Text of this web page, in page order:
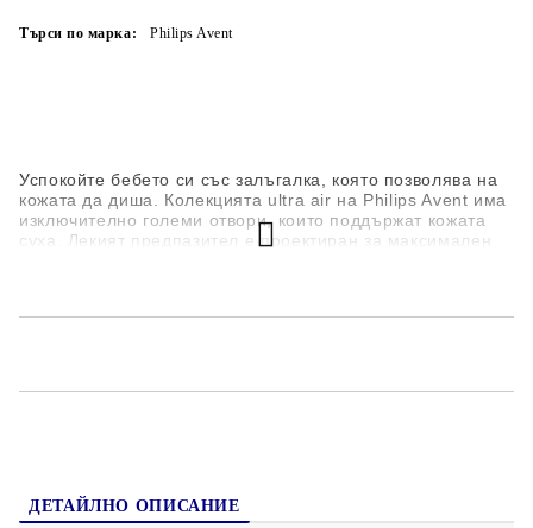
Успокойте бебето си със залъгалка, която позволява на
кожата да диша. Колекцията ultra air на Philips Avent има
изключително големи отвори, които поддържат кожата
суха. Лекият предпазител е проектиран за максимален
Търси по марка: Philips Avent
ДЕТАЙЛНО ОПИСАНИЕ